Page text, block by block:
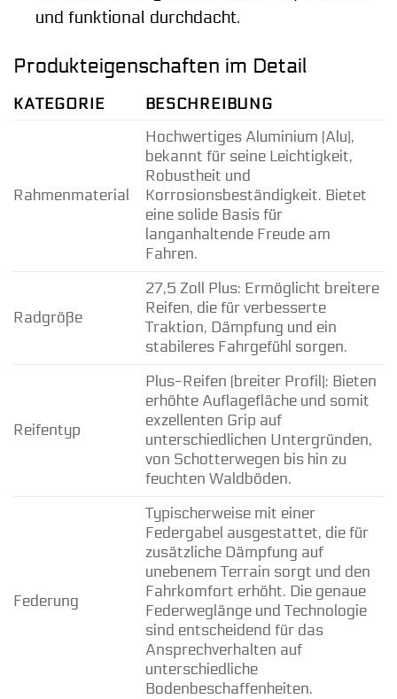
und funktional durchdacht.
Produkteigenschaften im Detail
KATEGORIE BESCHREIBUNG
Rahmenmaterial
Hochwertiges Aluminium (Alu),
bekannt für seine Leichtigkeit,
Robustheit und
Korrosionsbeständigkeit. Bietet
eine solide Basis für
langanhaltende Freude am
Fahren.
Radgröße
27,5 Zoll Plus: Ermöglicht breitere
Reifen, die für verbesserte
Traktion, Dämpfung und ein
stabileres Fahrgefühl sorgen.
Reifentyp
Plus-Reifen (breiter Profil): Bieten
erhöhte Auflagefläche und somit
exzellenten Grip auf
unterschiedlichen Untergründen,
von Schotterwegen bis hin zu
feuchten Waldböden.
Federung
Typischerweise mit einer
Federgabel ausgestattet, die für
zusätzliche Dämpfung auf
unebenem Terrain sorgt und den
Fahrkomfort erhöht. Die genaue
Federweglänge und Technologie
sind entscheidend für das
Ansprechverhalten auf
unterschiedliche
Bodenbeschaffenheiten.